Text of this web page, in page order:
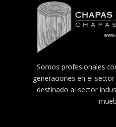
Somos profesionales
generaciones en el
destinado al sector